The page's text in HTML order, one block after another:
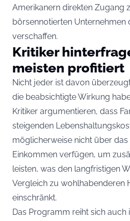
Amerikanern direkten Zugang
börsennotierten Unternehmen
verschaffen.
Kritiker
meisten profitiert
Nicht jeder ist davon
die beabsichtigte Wirkung
Kritiker argumentieren, dass
steigenden
möglicherweise nicht über
Einkommen verfügen, um
leisten, was den langfristigen
Vergleich zu wohlhabenderen
einschränkt.
Das Programm reiht sich auch